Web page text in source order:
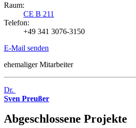
Raum:
CE B 211
Telefon:
+49 341 3076-3150
E-Mail senden
ehemaliger Mitarbeiter
Dr.
Sven Preußer
Abgeschlossene Projekte